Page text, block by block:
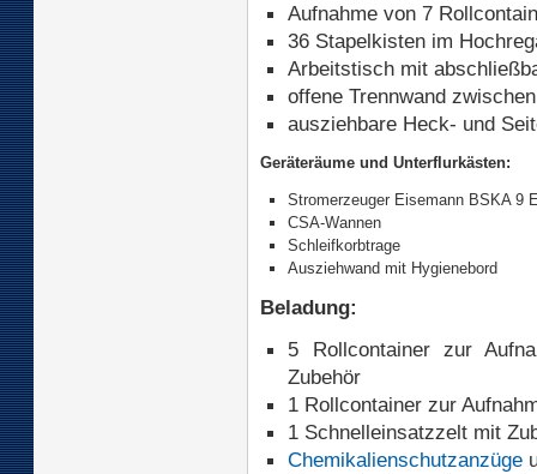
Aufnahme von 7
36 Stapelkisten im
Arbeitstisch mit
offene Trennwand
ausziehbare Heck- und
Geräteräume und Unterflurkästen:
Stromerzeuger Eisemann BSKA 9
CSA-Wannen
Schleifkorbtrage
Ausziehwand mit Hygienebord
Beladung:
5 Rollcontainer zur
Zubehör
1 Rollcontainer zur
1 Schnelleinsatzzelt mit
Chemikalienschutzanzüge